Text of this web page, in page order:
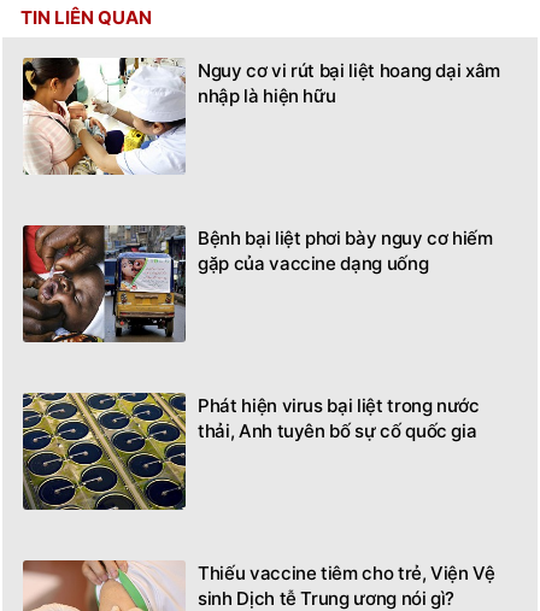
TIN LIÊN QUAN
Nguy cơ vi rút bại liệt hoang dại xâm
nhập là hiện hữu
Bệnh bại liệt phơi bày nguy cơ hiếm
gặp của vaccine dạng uống
Phát hiện virus bại liệt trong nước
thải, Anh tuyên bố sự cố quốc gia
Thiếu vaccine tiêm cho trẻ, Viện Vệ
sinh Dịch tễ Trung ương nói gì?